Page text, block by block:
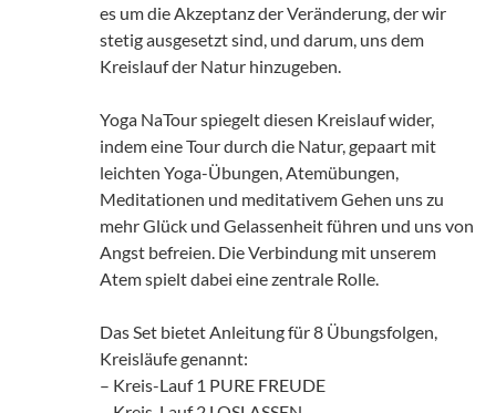
es um die Akzeptanz der Veränderung, der wir
stetig ausgesetzt sind, und darum, uns dem
Kreislauf der Natur hinzugeben.
Yoga NaTour spiegelt diesen Kreislauf wider,
indem eine Tour durch die Natur, gepaart mit
leichten Yoga-Übungen, Atemübungen,
Meditationen und meditativem Gehen uns zu
mehr Glück und Gelassenheit führen und uns von
Angst befreien. Die Verbindung mit unserem
Atem spielt dabei eine zentrale Rolle.
Das Set bietet Anleitung für 8 Übungsfolgen,
Kreisläufe genannt:
– Kreis-Lauf 1 PURE FREUDE